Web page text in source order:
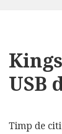
USB
Timp de